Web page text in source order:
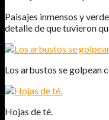
Paisajes inmensos y
detalle de que tuvieron
Los arbustos se golpean
Hojas de té.